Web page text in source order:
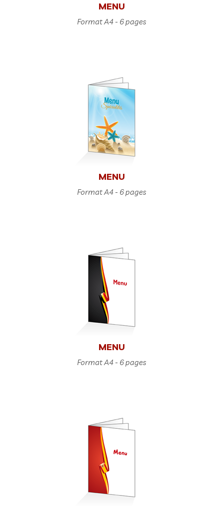
MENU
Format A4 - 6 pages
MENU
Format A4 - 6 pages
MENU
Format A4 - 6 pages